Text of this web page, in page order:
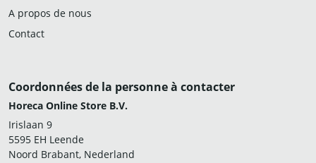
A propos de nous
Contact
Coordonnées de la personne à contacter
Horeca Online Store B.V.
Irislaan 9
5595 EH Leende
Noord Brabant, Nederland